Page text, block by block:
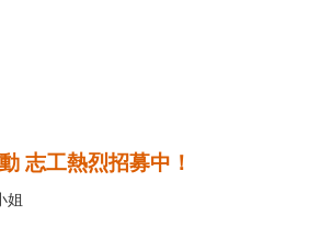
志工熱烈招募中！
姐